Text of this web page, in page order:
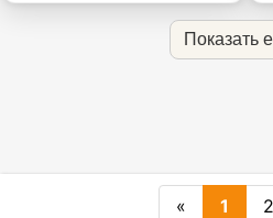
Показать
« 1 2